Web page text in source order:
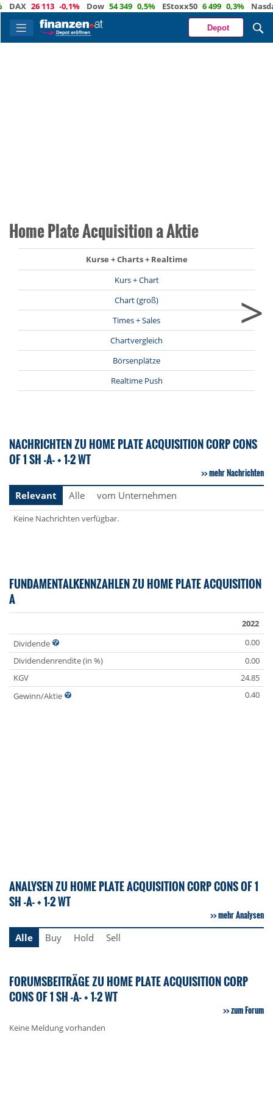
26 113 -0,1% Dow 54 349 0,5% EStoxx50 6 499 0,3% Nasdaq
Depot
Home Plate Acquisition a Aktie
Kurse + Charts + Realtime
Kurs + Chart
Chart (groß)
Times + Sales
Chartvergleich
Börsenplätze
Realtime Push
>
NACHRICHTEN ZU HOME PLATE ACQUISITION CORP CONS
OF 1 SH -A- + 1-2 WT
mehr Nachrichten
Relevant
Alle vom Unternehmen
Keine Nachrichten verfügbar.
FUNDAMENTALKENNZAHLEN ZU HOME PLATE ACQUISITION
A
2022
Dividende
0.00
Dividendenrendite (in %)
0.00
KGV
24.85
Gewinn/Aktie
0.40
ANALYSEN ZU HOME PLATE ACQUISITION CORP CONS OF 1
SH -A- + 1-2 WT
mehr Analysen
Alle
Buy Hold Sell
FORUMSBEITRÄGE ZU HOME PLATE ACQUISITION CORP
CONS OF 1 SH -A- + 1-2 WT
zum Forum
Keine Meldung vorhanden